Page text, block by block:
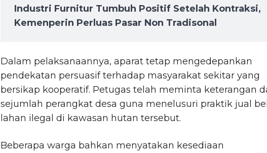
Industri Furnitur Tumbuh Positif Setelah Kontraksi,
Kemenperin Perluas Pasar Non Tradisonal
Dalam pelaksanaannya, aparat tetap mengedepankan
pendekatan persuasif terhadap masyarakat sekitar yang
bersikap kooperatif. Petugas telah meminta keterangan
sejumlah perangkat desa guna menelusuri praktik jual
lahan ilegal di kawasan hutan tersebut.
Beberapa warga bahkan menyatakan kesediaan